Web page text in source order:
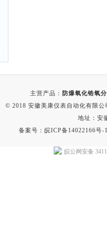
主营产品： 防爆氧化锆氧
© 2018 安徽美康仪表自动化有限
地址：安
备案号：皖ICP备14022166号-
皖公网安备